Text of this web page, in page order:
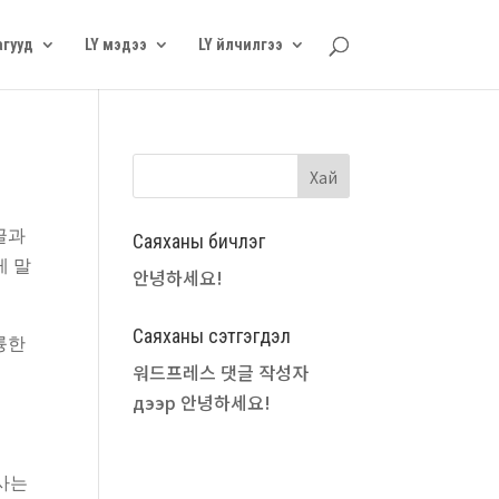
LY мэдээ LY үйлчилгээ
과
말
한
는
Саяханы бичлэг
안녕하세요!
Саяханы сэтгэгдэл
워드프레스 댓글 작성자
дээр 안녕하세요!